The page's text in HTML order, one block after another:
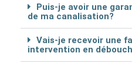
Puis-je avoir une
de ma canalisation?
Vais-je recevoir une
intervention en